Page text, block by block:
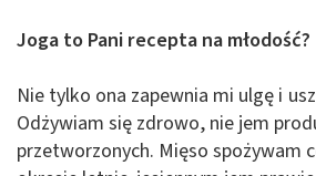
Joga to Pani recepta na młodość?
Nie tylko ona zapewnia mi ulgę i
Odżywiam się zdrowo, nie jem
przetworzonych. Mięso spożywam